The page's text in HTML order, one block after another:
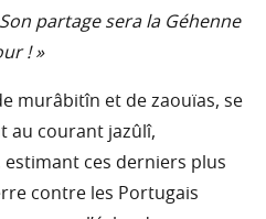
partage sera la Géhenne
! »
murâbitîn et de zaouïas, se
au courant jazûlî,
estimant ces derniers plus
contre les Portugais